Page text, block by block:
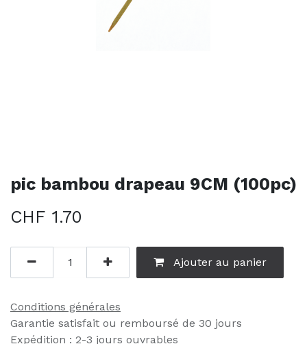
pic bambou drapeau 9CM (100pc)
CHF 1.70
Ajouter au panier
Conditions générales
Garantie satisfait ou remboursé de 30 jours
Expédition : 2-3 jours ouvrables